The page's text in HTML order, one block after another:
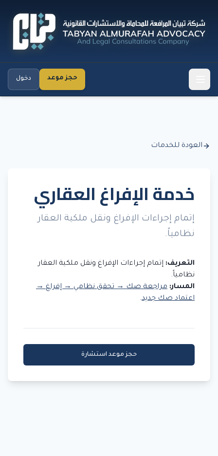
حجز موعد دخول
العودة للخدمات
خدمة الإفراغ العقاري
إتمام إجراءات الإفراغ ونقل ملكية العقار
نظامياً.
التعريف: إتمام إجراءات الإفراغ ونقل ملكية العقار
نظامياً.
المسار: مراجعة صك → تحقق نظامي → إفراغ →
اعتماد صك جديد.
حجز موعد استشارة